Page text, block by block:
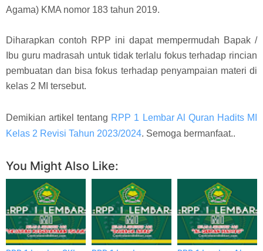
Agama) KMA nomor 183 tahun 2019.
Diharapkan contoh RPP ini dapat mempermudah Bapak /
Ibu guru madrasah untuk tidak terlalu fokus terhadap rincian
pembuatan dan bisa fokus terhadap penyampaian materi di
kelas 2 MI tersebut.
Demikian artikel tentang RPP 1 Lembar Al Quran Hadits MI
Kelas 2 Revisi Tahun 2023/2024. Semoga bermanfaat..
You Might Also Like: